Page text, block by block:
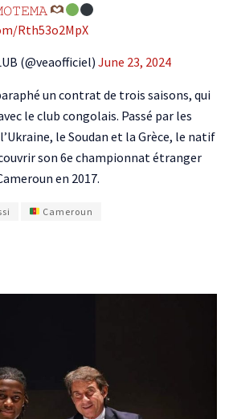
Rth53o2MpX
(@veaofficiel)June 23, 2024
un contrat de trois saisons, qui
le club congolais. Passé par les
le Soudan et la Grèce, le natif
son 6e championnat étranger
en 2017.
Cameroun